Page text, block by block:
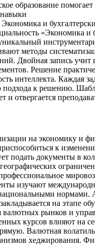
образование помогает
и
«Экономика и
методы
Двойная запись учит
Решение
интеллекта. Каждая
подхода к решению.
и отвергается
на экономику и
к
подать документы в
изучают
нормами.
на этапе
валютных рынков и
курсов влияют на
Валютная
хеджирования.